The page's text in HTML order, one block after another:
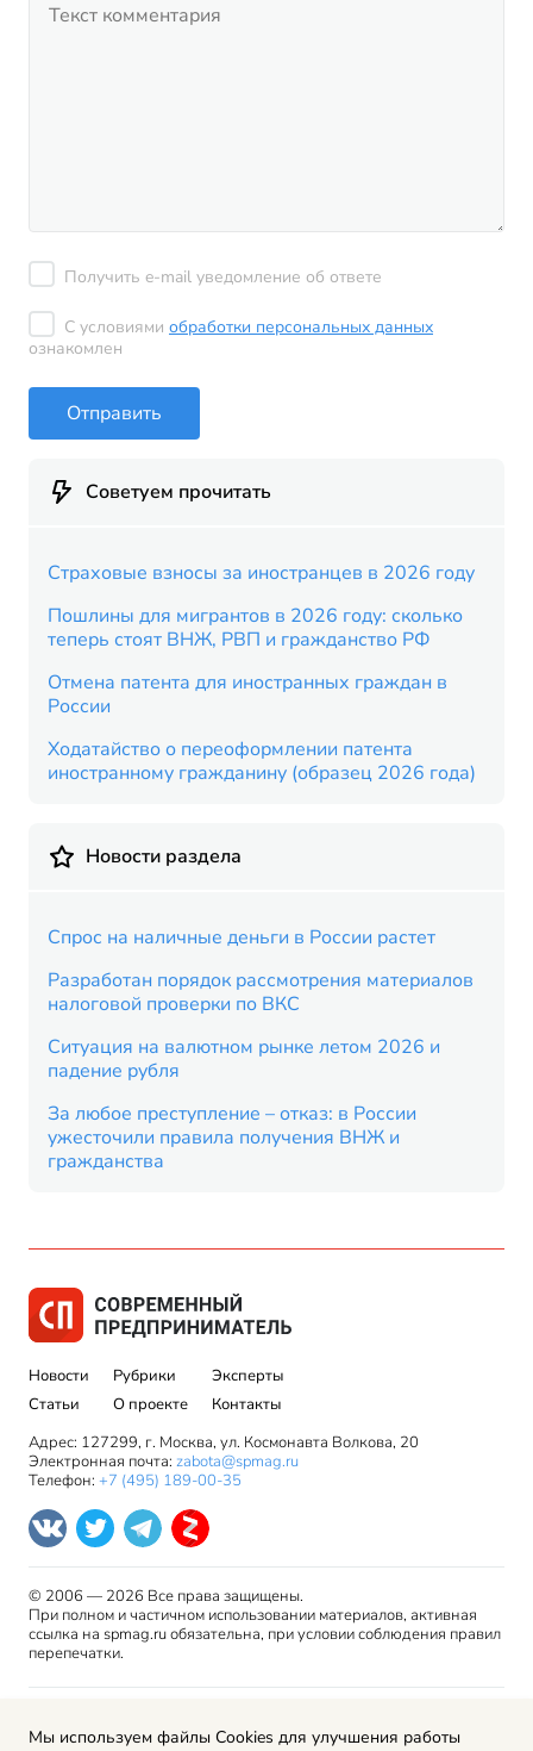
Получить e-mail уведомление об ответе
С условиями обработки персональных данных
ознакомлен
Отправить
Советуем прочитать
Страховые взносы за иностранцев в 2026 году
Пошлины для мигрантов в 2026 году: сколько
теперь стоят ВНЖ, РВП и гражданство РФ
Отмена патента для иностранных граждан в
России
Ходатайство о переоформлении патента
иностранному гражданину (образец 2026 года)
Новости раздела
Спрос на наличные деньги в России растет
Разработан порядок рассмотрения материалов
налоговой проверки по ВКС
Ситуация на валютном рынке летом 2026 и
падение рубля
За любое преступление – отказ: в России
ужесточили правила получения ВНЖ и
гражданства
Новости
Статьи
Рубрики
О проекте
Эксперты
Контакты
Адрес: 127299, г. Москва, ул. Космонавта Волкова, 20
Электронная почта: zabota@spmag.ru
Телефон: +7 (495) 189-00-35
© 2006 — 2026 Все права защищены.
При полном и частичном использовании материалов, активная
ссылка на spmag.ru обязательна, при условии соблюдения правил
перепечатки.
права
Мы используем файлы Cookies для улучшения работы